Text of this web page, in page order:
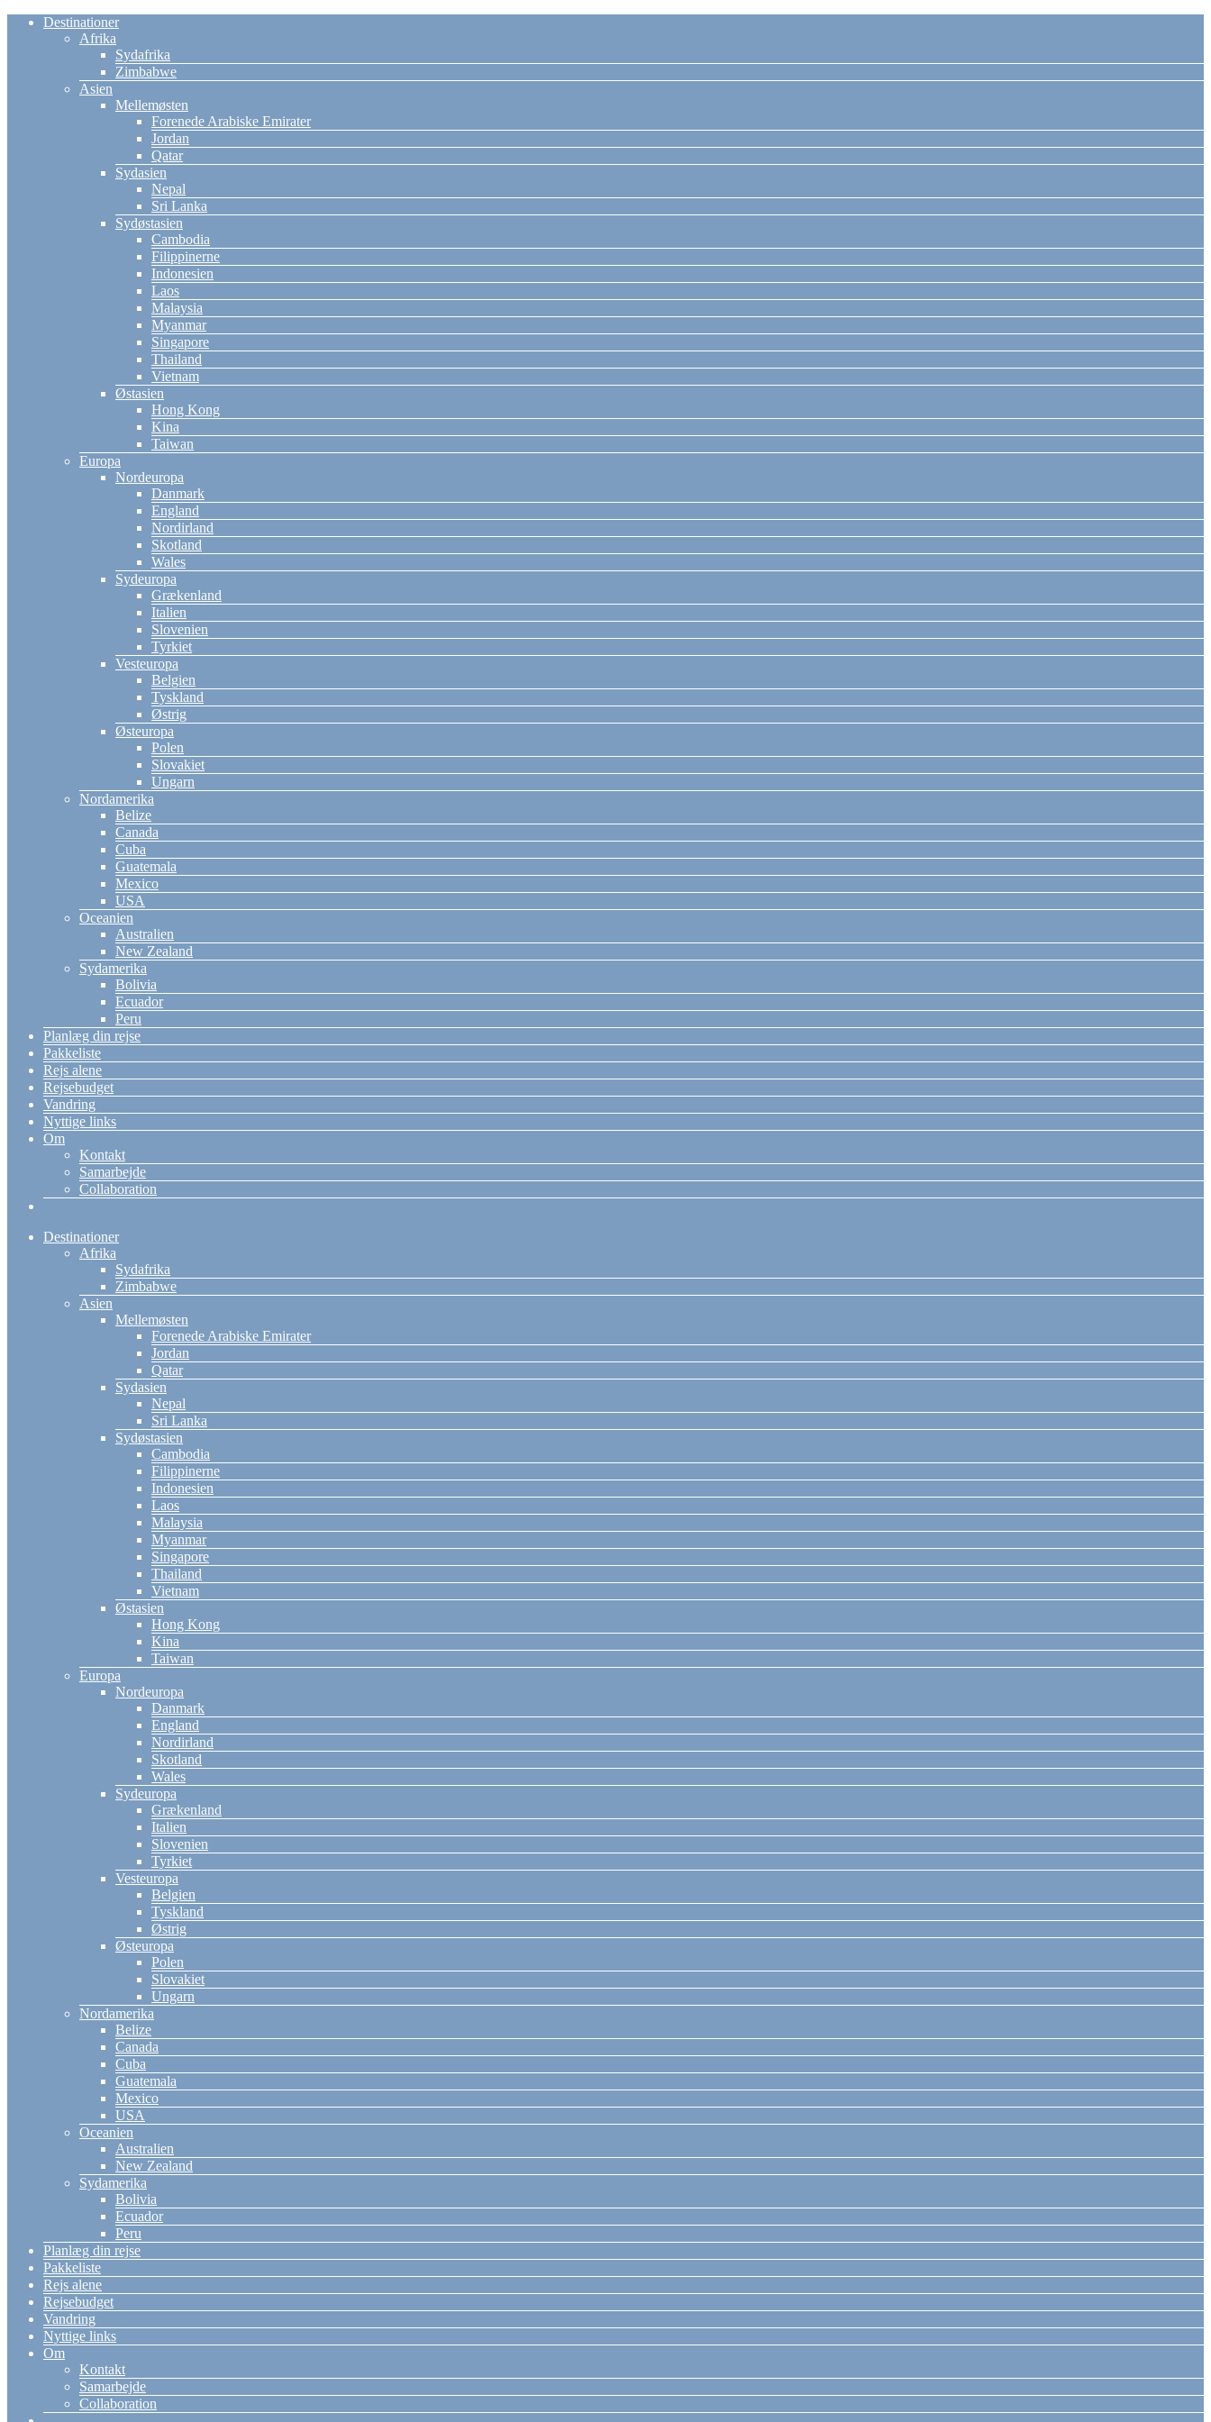
Destinationer
Afrika
Sydafrika
Zimbabwe
Asien
Mellemøsten
Forenede Arabiske Emirater
Jordan
Qatar
Sydasien
Nepal
Sri Lanka
Sydøstasien
Cambodia
Filippinerne
Indonesien
Laos
Malaysia
Myanmar
Singapore
Thailand
Vietnam
Østasien
Hong Kong
Kina
Taiwan
Europa
Nordeuropa
Danmark
England
Nordirland
Skotland
Wales
Sydeuropa
Grækenland
Italien
Slovenien
Tyrkiet
Vesteuropa
Belgien
Tyskland
Østrig
Østeuropa
Polen
Slovakiet
Ungarn
Nordamerika
Belize
Canada
Cuba
Guatemala
Mexico
USA
Oceanien
Australien
New Zealand
Sydamerika
Bolivia
Ecuador
Peru
Planlæg din rejse
Pakkeliste
Rejs alene
Rejsebudget
Vandring
Nyttige links
Om
Kontakt
Samarbejde
Collaboration
Destinationer
Afrika
Sydafrika
Zimbabwe
Asien
Mellemøsten
Forenede Arabiske Emirater
Jordan
Qatar
Sydasien
Nepal
Sri Lanka
Sydøstasien
Cambodia
Filippinerne
Indonesien
Laos
Malaysia
Myanmar
Singapore
Thailand
Vietnam
Østasien
Hong Kong
Kina
Taiwan
Europa
Nordeuropa
Danmark
England
Nordirland
Skotland
Wales
Sydeuropa
Grækenland
Italien
Slovenien
Tyrkiet
Vesteuropa
Belgien
Tyskland
Østrig
Østeuropa
Polen
Slovakiet
Ungarn
Nordamerika
Belize
Canada
Cuba
Guatemala
Mexico
USA
Oceanien
Australien
New Zealand
Sydamerika
Bolivia
Ecuador
Peru
Planlæg din rejse
Pakkeliste
Rejs alene
Rejsebudget
Vandring
Nyttige links
Om
Kontakt
Samarbejde
Collaboration